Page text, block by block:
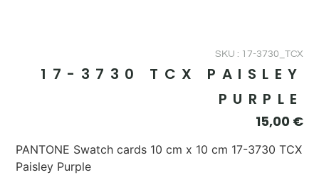
SKU : 17-3730_TCX
17-3730 TCX PAISLEY
PURPLE
15,00 €
PANTONE Swatch cards 10 cm x 10 cm 17-3730 TCX
Paisley Purple